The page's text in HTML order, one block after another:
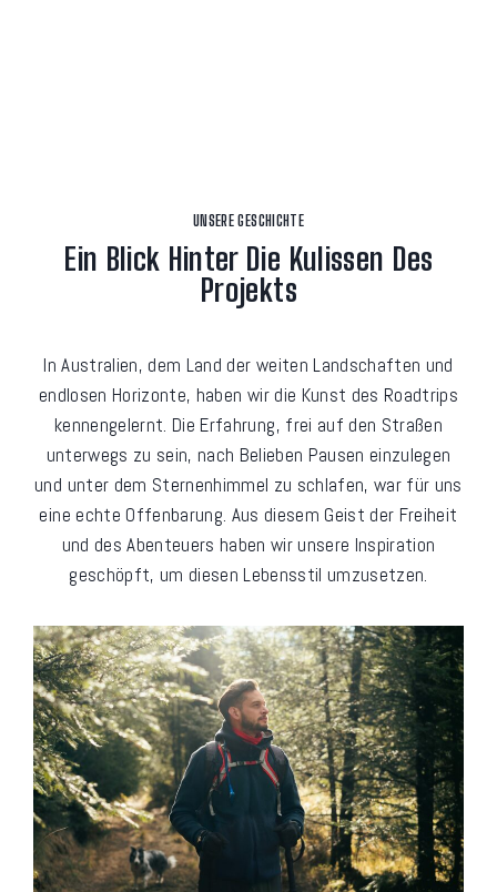
UNSERE GESCHICHTE
Ein Blick Hinter Die Kulissen Des
Projekts
In Australien, dem Land der weiten Landschaften und
endlosen Horizonte, haben wir die Kunst des Roadtrips
kennengelernt. Die Erfahrung, frei auf den Straßen
unterwegs zu sein, nach Belieben Pausen einzulegen
und unter dem Sternenhimmel zu schlafen, war für uns
eine echte Offenbarung. Aus diesem Geist der Freiheit
und des Abenteuers haben wir unsere Inspiration
geschöpft, um diesen Lebensstil umzusetzen.